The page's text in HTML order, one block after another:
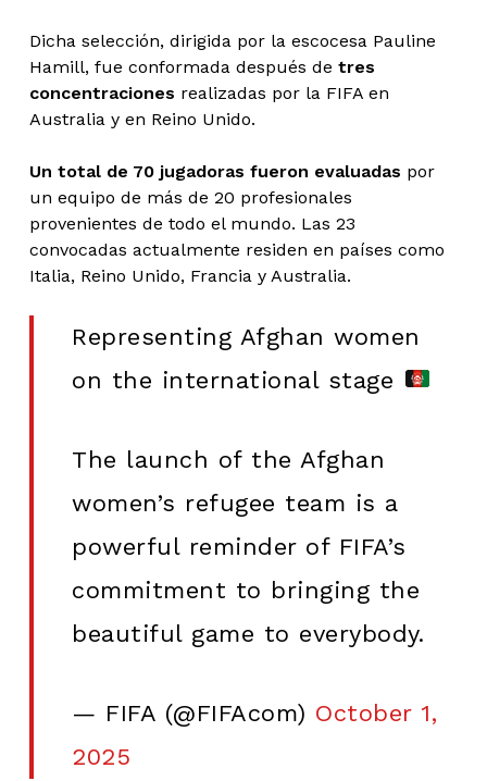
Dicha selección, dirigida por la escocesa Pauline
Hamill, fue conformada después de tres
concentraciones realizadas por la FIFA en
Australia y en Reino Unido.
Un total de 70 jugadoras fueron evaluadas por
un equipo de más de 20 profesionales
provenientes de todo el mundo. Las 23
convocadas actualmente residen en países como
Italia, Reino Unido, Francia y Australia.
Representing Afghan women
on the international stage
The launch of the Afghan
women’s refugee team is a
powerful reminder of FIFA’s
commitment to bringing the
beautiful game to everybody.
— FIFA (@FIFAcom) October 1,
2025